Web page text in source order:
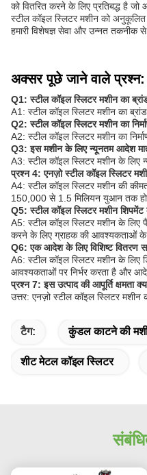
को वितरित करने के लिए प्रतिबद्ध है जो
स्टील कॉइल स्लिटर मशीन को
हमारी विशेषज्ञ सेवा और उन्नत तकनीक से
अक्सर पूछे जाने वाले प्रश्न:
Q1: स्टील कॉइल स्लिटर मशीन का
A1: स्टील कॉइल स्लिटर मशीन का
Q2: स्टील कॉइल स्लिटर मशीन का
A2: स्टील कॉइल स्लिटर मशीन का
Q3: इस मशीन के लिए न्यूनतम आदेश
A3: स्टील कॉइल स्लिटर मशीन के लिए
प्रश्न 4: एनज़ो स्टील कॉइल स्लिटर
A4: स्टील कॉइल स्लिटर मशीन की
150,000 से 1.5 मिलियन युआन तक
Q5: स्टील कॉइल स्लिटर मशीन
A5: स्टील कॉइल स्लिटर मशीन के लिए
करने के लिए ग्राहक की आवश्यकताओं
Q6: एक आदेश के लिए विशिष्ट वितरण
A6: स्टील कॉइल स्लिटर मशीन के लिए
आवश्यकताओं पर निर्भर करता है और
प्रश्न 7: इस उत्पाद की आपूर्ति क्षमता
उत्तर: एनज़ो स्टील कॉइल स्लिटर मशीन
टैग: कुंडल काटने की
शीट मेटल कॉइल स्लिटर